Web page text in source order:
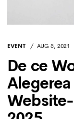
EVENT AUG 5, 2021
De ce